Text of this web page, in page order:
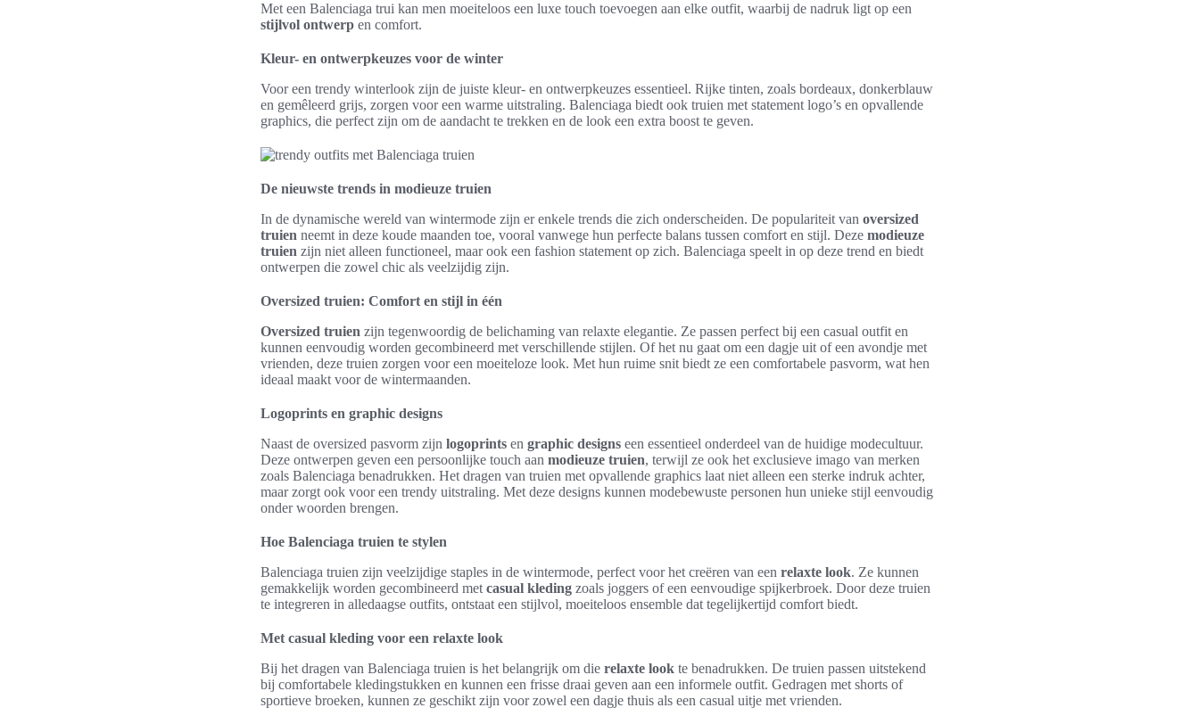
Met een Balenciaga trui kan men moeiteloos een luxe touch toevoegen aan elke outfit, waarbij de nadruk ligt op een
stijlvol ontwerp en comfort.
Kleur- en ontwerpkeuzes voor de winter
Voor een trendy winterlook zijn de juiste kleur- en ontwerpkeuzes essentieel. Rijke tinten, zoals bordeaux, donkerblauw
en gemêleerd grijs, zorgen voor een warme uitstraling. Balenciaga biedt ook truien met statement logo’s en opvallende
graphics, die perfect zijn om de aandacht te trekken en de look een extra boost te geven.
De nieuwste trends in modieuze truien
In de dynamische wereld van wintermode zijn er enkele trends die zich onderscheiden. De populariteit van oversized
truien neemt in deze koude maanden toe, vooral vanwege hun perfecte balans tussen comfort en stijl. Deze modieuze
truien zijn niet alleen functioneel, maar ook een fashion statement op zich. Balenciaga speelt in op deze trend en biedt
ontwerpen die zowel chic als veelzijdig zijn.
Oversized truien: Comfort en stijl in één
Oversized truien zijn tegenwoordig de belichaming van relaxte elegantie. Ze passen perfect bij een casual outfit en
kunnen eenvoudig worden gecombineerd met verschillende stijlen. Of het nu gaat om een dagje uit of een avondje met
vrienden, deze truien zorgen voor een moeiteloze look. Met hun ruime snit biedt ze een comfortabele pasvorm, wat hen
ideaal maakt voor de wintermaanden.
Logoprints en graphic designs
Naast de oversized pasvorm zijn logoprints en graphic designs een essentieel onderdeel van de huidige modecultuur.
Deze ontwerpen geven een persoonlijke touch aan modieuze truien, terwijl ze ook het exclusieve imago van merken
zoals Balenciaga benadrukken. Het dragen van truien met opvallende graphics laat niet alleen een sterke indruk achter,
maar zorgt ook voor een trendy uitstraling. Met deze designs kunnen modebewuste personen hun unieke stijl eenvoudig
onder woorden brengen.
Hoe Balenciaga truien te stylen
Balenciaga truien zijn veelzijdige staples in de wintermode, perfect voor het creëren van een relaxte look. Ze kunnen
gemakkelijk worden gecombineerd met casual kleding zoals joggers of een eenvoudige spijkerbroek. Door deze truien
te integreren in alledaagse outfits, ontstaat een stijlvol, moeiteloos ensemble dat tegelijkertijd comfort biedt.
Met casual kleding voor een relaxte look
Bij het dragen van Balenciaga truien is het belangrijk om die relaxte look te benadrukken. De truien passen uitstekend
bij comfortabele kledingstukken en kunnen een frisse draai geven aan een informele outfit. Gedragen met shorts of
sportieve broeken, kunnen ze geschikt zijn voor zowel een dagje thuis als een casual uitje met vrienden.